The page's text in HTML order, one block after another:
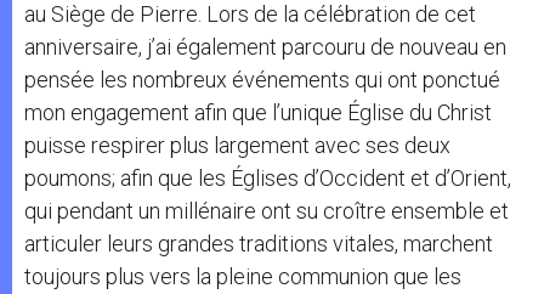
au Siège de Pierre. Lors de la célébration de cet
anniversaire, j’ai également parcouru de nouveau en
pensée les nombreux événements qui ont ponctué
mon engagement afin que l’unique Église du Christ
puisse respirer plus largement avec ses deux
poumons; afin que les Églises d’Occident et d’Orient,
qui pendant un millénaire ont su croître ensemble et
articuler leurs grandes traditions vitales, marchent
toujours plus vers la pleine communion que les